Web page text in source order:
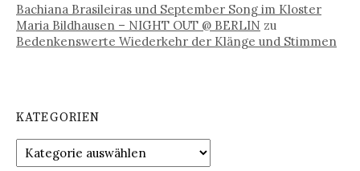
Bachiana Brasileiras und September Song im Kloster
Maria Bildhausen – NIGHT OUT @ BERLIN zu
Bedenkenswerte Wiederkehr der Klänge und Stimmen
KATEGORIEN
Kategorien